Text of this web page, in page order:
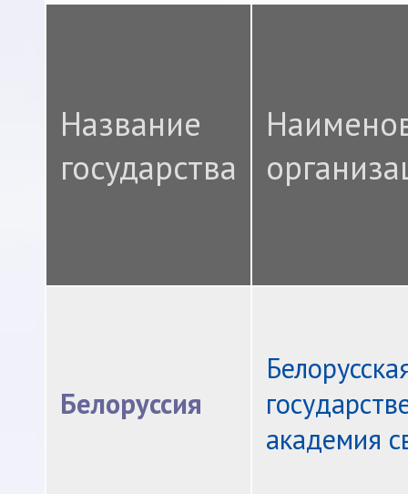
Название
государства
Белоруссия
академия